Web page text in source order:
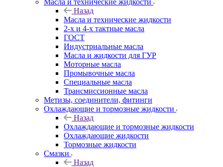
Насосы для перекачки
Принадлежности для шиномонтажа
Пневмоинструмент
Сервисный инструмент
Электроинструмент
Сверла и зубила
Масла и технические жидкости
Назад
Масла и технические жидкости
2-х и 4-х тактные масла
ГОСТ
Индустриальные масла
Масла и жидкости для ГУР
Моторные масла
Промывочные масла
Специальные масла
Трансмиссионные масла
Метизы, соединители, фитинги